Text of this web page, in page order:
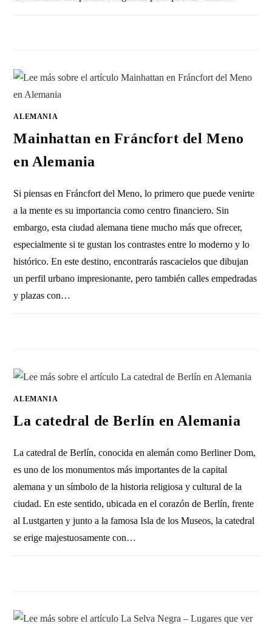
ALEMANIA
Mainhattan en Fráncfort del Meno
en Alemania
Si piensas en Fráncfort del Meno, lo primero que puede venirte
a la mente es su importancia como centro financiero. Sin
embargo, esta ciudad alemana tiene mucho más que ofrecer,
especialmente si te gustan los contrastes entre lo moderno y lo
histórico. En este destino, encontrarás rascacielos que dibujan
un perfil urbano impresionante, pero también calles empedradas
y plazas con…
ALEMANIA
La catedral de Berlín en Alemania
La catedral de Berlín, conocida en alemán como Berliner Dom,
es uno de los monumentos más importantes de la capital
alemana y un símbolo de la historia religiosa y cultural de la
ciudad. En este sentido, ubicada en el corazón de Berlín, frente
al Lustgarten y junto a la famosa Isla de los Museos, la catedral
se erige majestuosamente con…